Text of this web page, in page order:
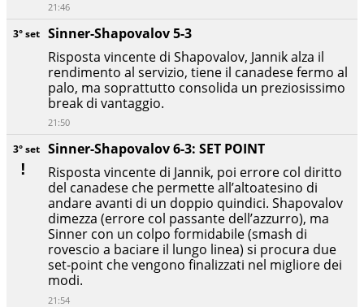
3° set Sinner-Shapovalov 6-3: SET POINT
Risposta vincente di Jannik, poi errore col diritto
del canadese che permette all’altoatesino di
andare avanti di un doppio quindici. Shapovalov
dimezza (errore col passante dell’azzurro), ma
Sinner con un colpo formidabile (smash di
rovescio a baciare il lungo linea) si procura due
set-point che vengono finalizzati nel migliore dei
modi.
21:54
3° set Sinner-Shapovalov 5-3
Risposta vincente di Shapovalov, Jannik alza il
rendimento al servizio, tiene il canadese fermo al
palo, ma soprattutto consolida un preziosissimo
break di vantaggio.
21:50
21:46